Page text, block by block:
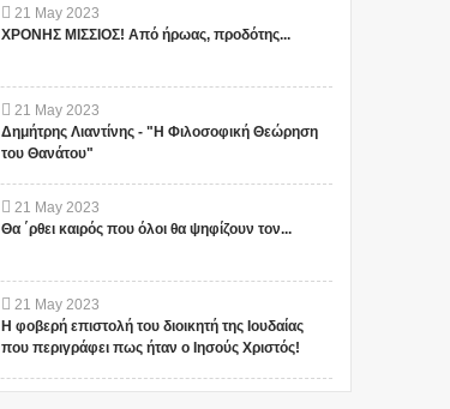
21 May 2023
ΧΡΟΝΗΣ ΜΙΣΣΙΟΣ! Από ήρωας, προδότης...
21 May 2023
Δημήτρης Λιαντίνης - "Η Φιλοσοφική Θεώρηση
του Θανάτου"
21 May 2023
Θα ΄ρθει καιρός που όλοι θα ψηφίζουν τον...
21 May 2023
Η φοβερή επιστολή του διοικητή της Ιουδαίας
που περιγράφει πως ήταν ο Ιησούς Χριστός!